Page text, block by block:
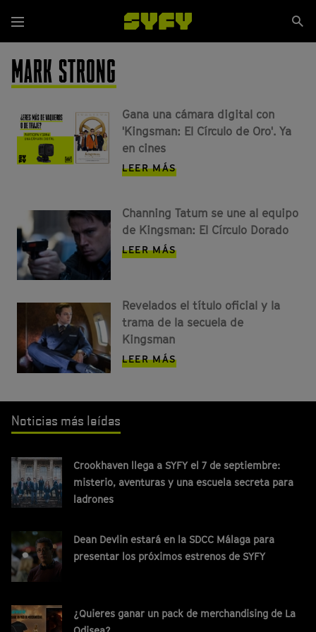
contenido
principal
Menú
MARK STRONG
Gana una cámara digital con
'Kingsman: El Círculo de Oro'. Ya
en cines
LEER MÁS
Channing Tatum se une al equipo
de Kingsman: El Círculo Dorado
LEER MÁS
Revelados el título oficial y la
trama de la secuela de
Kingsman
LEER MÁS
Noticias más leídas
Crookhaven llega a SYFY el 7 de septiembre:
misterio, aventuras y una escuela secreta para
ladrones
Dean Devlin estará en la SDCC Málaga para
presentar los próximos estrenos de SYFY
¿Quieres ganar un pack de merchandising de La